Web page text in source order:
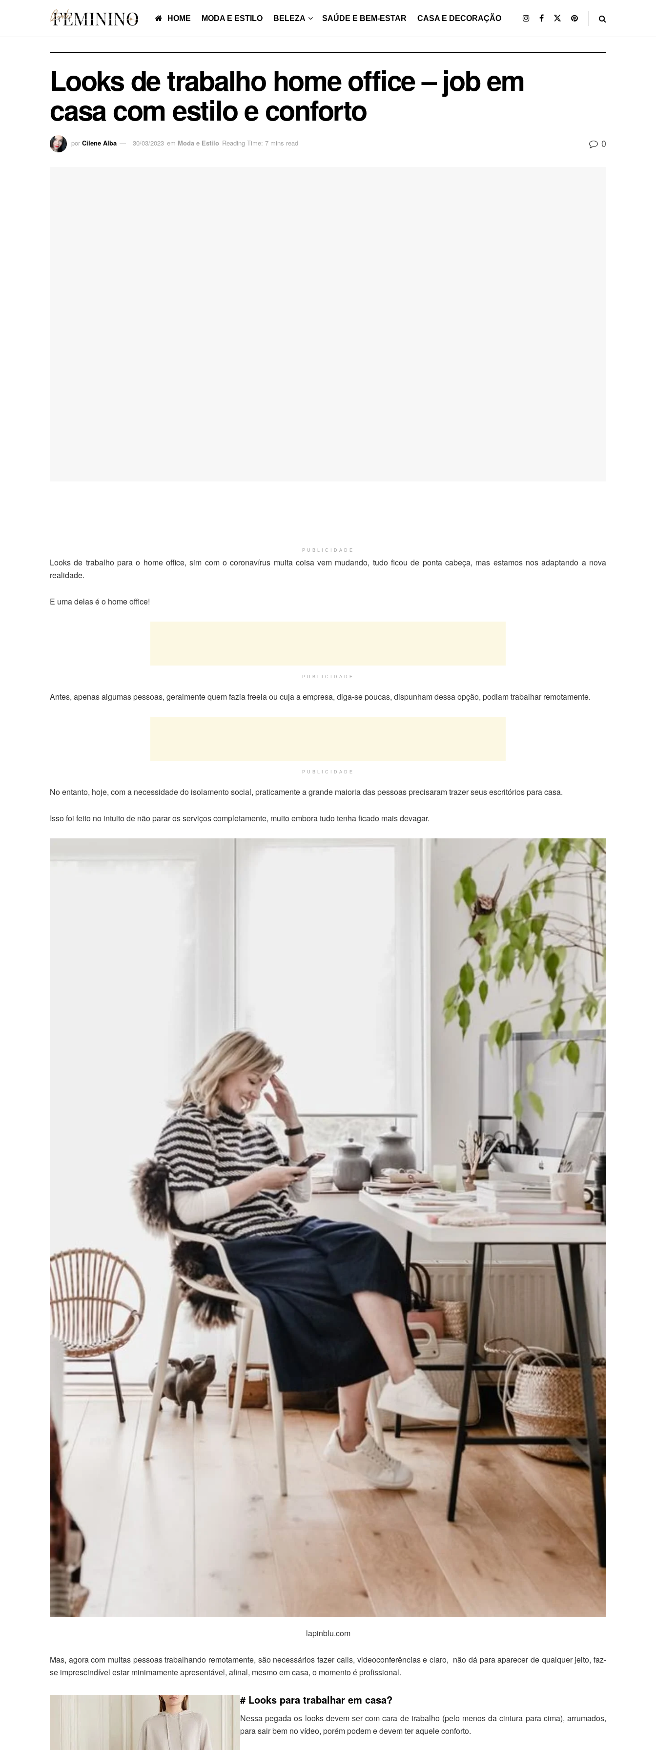
HOME MODA E ESTILO BELEZA SAÚDE E BEM-ESTAR CASA E DECORAÇÃO
Looks de trabalho home office – job em
casa com estilo e conforto
por Cilene Alba 30/03/2023 em Moda e Estilo Reading Time: 7 mins read 0
PUBLICIDADE
Looks de trabalho para o home office, sim com o coronavírus muita coisa vem mudando, tudo ficou de ponta cabeça, mas estamos nos adaptando a nova
realidade.
E uma delas é o home office!
PUBLICIDADE
Antes, apenas algumas pessoas, geralmente quem fazia freela ou cuja a empresa, diga-se poucas, dispunham dessa opção, podiam trabalhar remotamente.
PUBLICIDADE
No entanto, hoje, com a necessidade do isolamento social, praticamente a grande maioria das pessoas precisaram trazer seus escritórios para casa.
Isso foi feito no intuito de não parar os serviços completamente, muito embora tudo tenha ficado mais devagar.
lapinblu.com
Mas, agora com muitas pessoas trabalhando remotamente, são necessários fazer calls, videoconferências e claro, não dá para aparecer de qualquer jeito, faz-
se imprescindível estar minimamente apresentável, afinal, mesmo em casa, o momento é profissional.
# Looks para trabalhar em casa?
Nessa pegada os looks devem ser com cara de trabalho (pelo menos da cintura para cima), arrumados,
para sair bem no vídeo, porém podem e devem ter aquele conforto.